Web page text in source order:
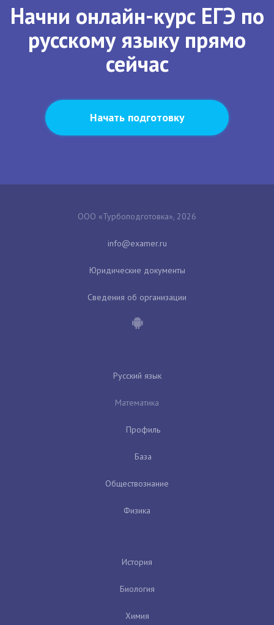
Начни онлайн-курс ЕГЭ по
русскому языку прямо
сейчас
Начать подготовку
ООО «Турбоподготовка», 2026
Юридические документы
Сведения об организации
Русский язык
Математика
Профиль
База
Обществознание
Физика
История
Биология
Химия